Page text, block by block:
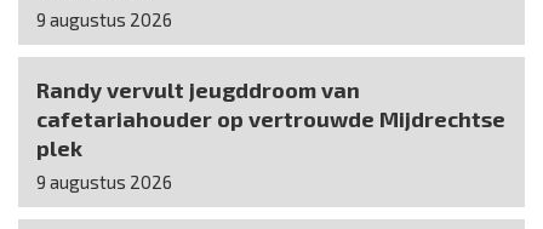
9 augustus 2026
Randy vervult jeugddroom van
cafetariahouder op vertrouwde Mijdrechtse
plek
9 augustus 2026